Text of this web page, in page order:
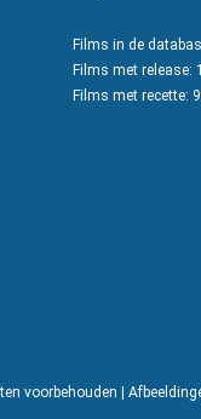
Films in de
Films met release:
Films met recette:
voorbehouden |